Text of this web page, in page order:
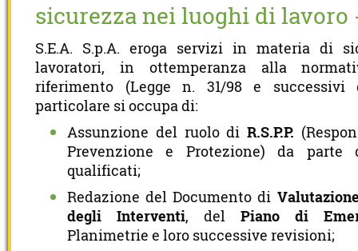
sicurezza nei luoghi di lavoro
S.E.A. S.p.A. eroga servizi in materia di
lavoratori, in ottemperanza alla
riferimento (Legge n. 31/98 e
particolare si occupa di:
Assunzione del ruolo di R.S.P.P.
Prevenzione e Protezione) da
qualificati;
Redazione del Documento di
degli Interventi, del Piano di
Planimetrie e loro successive revisioni;